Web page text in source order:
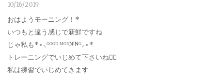
10/16/2019
おはようモーニング！*
いつもと違う感じで新鮮ですね
じゃ私も*⋆⸜ᴳᴼᴼᴰ ᴹᴼᴿᴺᴵᴺᴳ⸝⋆*
トレーニングでいじめて下さいね笑⃝
私は練習でいじめてきます